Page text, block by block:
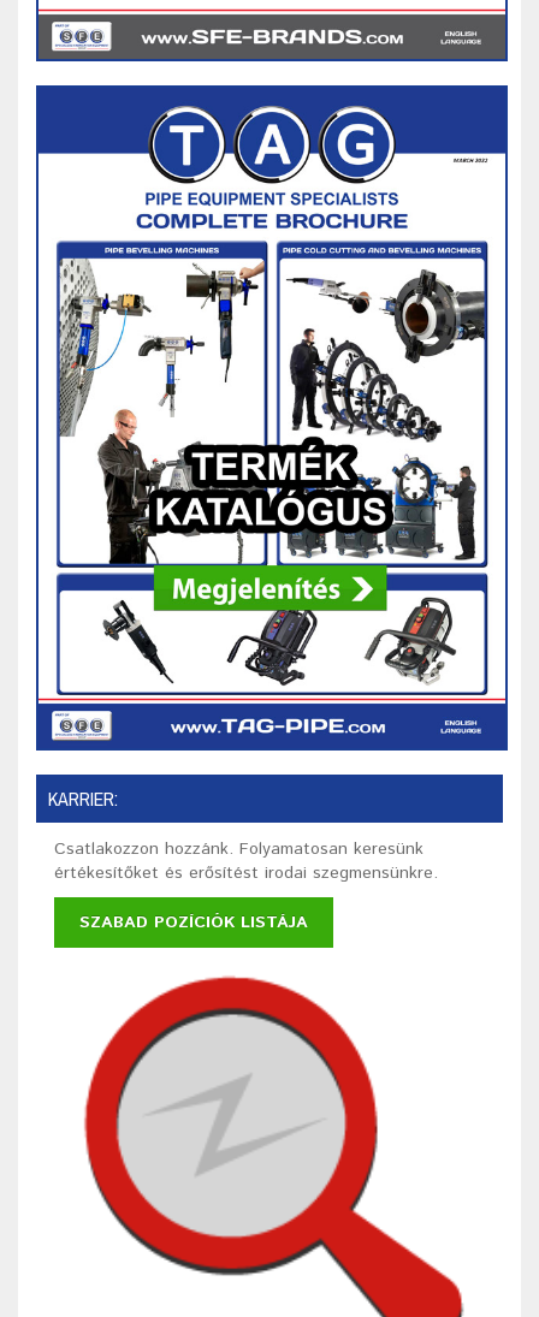
KARRIER:
Csatlakozzon hozzánk. Folyamatosan keresünk
értékesítőket és erősítést irodai szegmensünkre.
SZABAD POZÍCIÓK LISTÁJA